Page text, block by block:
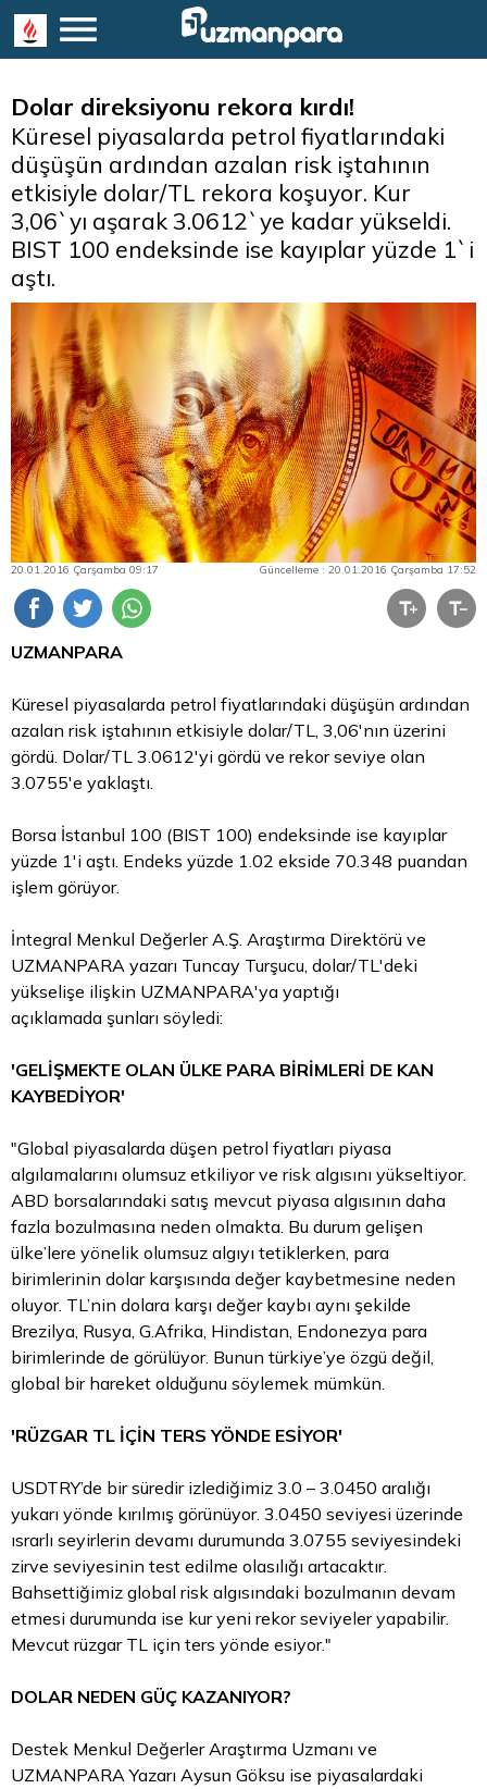
Dolar direksiyonu rekora kırdı!
Küresel piyasalarda petrol fiyatlarındaki
düşüşün ardından azalan risk iştahının
etkisiyle dolar/TL rekora koşuyor. Kur
3,06`yı aşarak 3.0612`ye kadar yükseldi.
BIST 100 endeksinde ise kayıplar yüzde 1`i
aştı.
20.01.2016 Çarşamba 09:17 Güncelleme : 20.01.2016 Çarşamba 17:52
UZMANPARA
Küresel piyasalarda petrol fiyatlarındaki düşüşün ardından
azalan risk iştahının etkisiyle dolar/TL, 3,06'nın üzerini
gördü. Dolar/TL 3.0612'yi gördü ve rekor seviye olan
3.0755'e yaklaştı.
Borsa İstanbul 100 (BIST 100) endeksinde ise kayıplar
yüzde 1'i aştı. Endeks yüzde 1.02 ekside 70.348 puandan
işlem görüyor.
İntegral Menkul Değerler A.Ş. Araştırma Direktörü ve
UZMANPARA yazarı Tuncay Turşucu, dolar/TL'deki
yükselişe ilişkin UZMANPARA'ya yaptığı
açıklamada şunları söyledi:
'GELİŞMEKTE OLAN ÜLKE PARA BİRİMLERİ DE KAN
KAYBEDİYOR'
"Global piyasalarda düşen petrol fiyatları piyasa
algılamalarını olumsuz etkiliyor ve risk algısını yükseltiyor.
ABD borsalarındaki satış mevcut piyasa algısının daha
fazla bozulmasına neden olmakta. Bu durum gelişen
ülke’lere yönelik olumsuz algıyı tetiklerken, para
birimlerinin dolar karşısında değer kaybetmesine neden
oluyor. TL’nin dolara karşı değer kaybı aynı şekilde
Brezilya, Rusya, G.Afrika, Hindistan, Endonezya para
birimlerinde de görülüyor. Bunun türkiye’ye özgü değil,
global bir hareket olduğunu söylemek mümkün.
'RÜZGAR TL İÇİN TERS YÖNDE ESİYOR'
USDTRY’de bir süredir izlediğimiz 3.0 – 3.0450 aralığı
yukarı yönde kırılmış görünüyor. 3.0450 seviyesi üzerinde
ısrarlı seyirlerin devamı durumunda 3.0755 seviyesindeki
zirve seviyesinin test edilme olasılığı artacaktır.
Bahsettiğimiz global risk algısındaki bozulmanın devam
etmesi durumunda ise kur yeni rekor seviyeler yapabilir.
Mevcut rüzgar TL için ters yönde esiyor."
DOLAR NEDEN GÜÇ KAZANIYOR?
Destek Menkul Değerler Araştırma Uzmanı ve
UZMANPARA Yazarı Aysun Göksu ise piyasalardaki